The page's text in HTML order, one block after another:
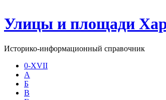
Улицы и площади
Историко-информационный справочник
0-XVII
А
Б
В